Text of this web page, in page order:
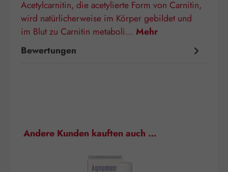
Acetylcarnitin, die acetylierte Form von Carnitin,
wird natürlicherweise im Körper gebildet und
im Blut zu Carnitin metaboli… Mehr
Bewertungen
Produktgalerie überspringen
Andere Kunden kauften auch …